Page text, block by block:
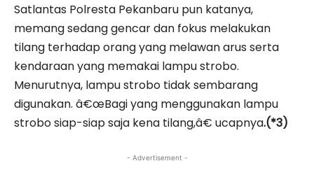
Satlantas Polresta Pekanbaru pun katanya,
memang sedang gencar dan fokus melakukan
tilang terhadap orang yang melawan arus serta
kendaraan yang memakai lampu strobo.
Menurutnya, lampu strobo tidak sembarang
digunakan. â€œBagi yang menggunakan lampu
strobo siap-siap saja kena tilang,â€ ucapnya.(*3)
- Advertisement -